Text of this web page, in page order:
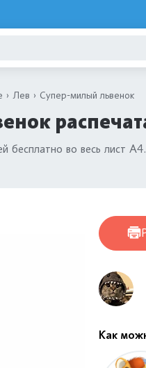
Лев Супер-милый львенок
бесплатно во весь лист
Как